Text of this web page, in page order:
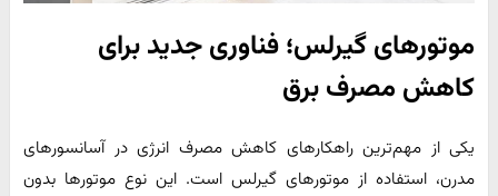
موتورهای گیرلس؛ فناوری جدید برای
کاهش مصرف برق
یکی از مهم‌ترین راهکارهای کاهش مصرف انرژی در آسانسورهای
مدرن، استفاده از موتورهای گیرلس است. این نوع موتورها بدون